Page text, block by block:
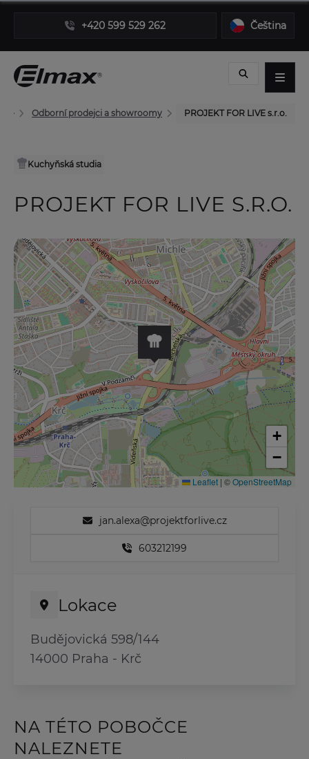
+420 599 529 262 Čeština
Odborní prodejci a showroomy PROJEKT FOR LIVE s.r.o.
Kuchyňská studia
PROJEKT FOR LIVE S.R.O.
jan.alexa@projektforlive.cz
603212199
Lokace
Budějovická 598/144
14000 Praha - Krč
+
−
Leaflet | ©OpenStreetMap
NA TÉTO POBOČCE
NALEZNETE